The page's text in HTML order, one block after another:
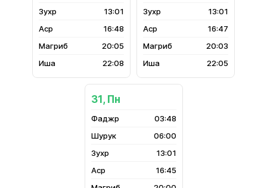
13:01
16:48
20:05
22:08
13:01
16:47
20:03
22:05
31, Пн
03:48
06:00
13:01
16:45